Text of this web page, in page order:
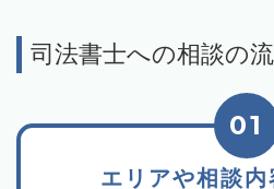
司法書士への相談の
エリアや相談
01